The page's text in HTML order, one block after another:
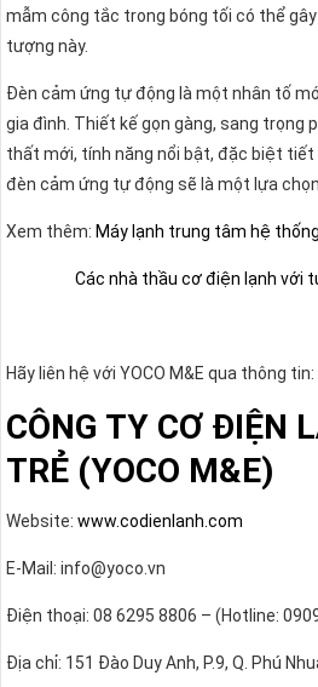
mẫm công tắc trong bóng tối có thể
tượng này.
Đèn cảm ứng tự động là một nhân tố
gia đình. Thiết kế gọn gàng, sang trọng
thất mới, tính năng nổi bật, đặc biệt tiết
đèn cảm ứng tự động sẽ là một lựa
Xem thêm: Máy lạnh trung tâm hệ
Các nhà thầu cơ điện lạnh với
Hãy liên hệ với YOCO M&E qua thông tin:
CÔNG TY CƠ ĐIỆN
TRẺ (YOCO M&E)
Website: www.codienlanh.com
E-Mail: info@yoco.vn
Điện thoại: 08 6295 8806 – (Hotline:
Địa chỉ: 151 Đào Duy Anh, P.9, Q. Phú